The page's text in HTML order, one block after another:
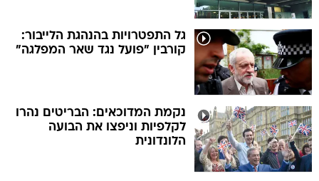
גל התפטרויות בהנהגת הלייבור:
קורבין "פועל נגד שאר המפלגה"
נקמת המדוכאים: הבריטים נהרו
לקלפיות וניפצו את הבועה
הלונדונית